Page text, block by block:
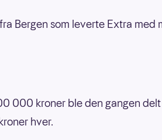
Bergen som leverte Extra med
000 kroner ble den gangen
hver.